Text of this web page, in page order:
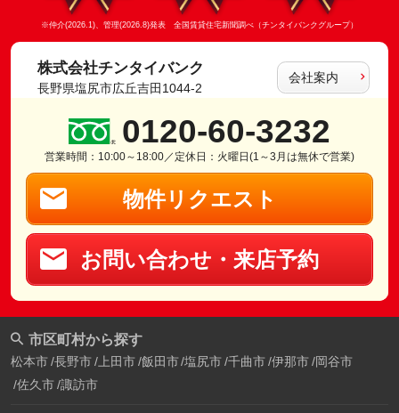
※仲介(2026.1)、管理(2026.8)発表 全国賃貸住宅新聞調べ（チンタイバンクグループ）
株式会社チンタイバンク
長野県塩尻市広丘吉田1044-2
会社案内
0120-60-3232
営業時間：10:00～18:00／定休日：火曜日(1～3月は無休で営業)
物件リクエスト
お問い合わせ・来店予約
市区町村から探す
松本市 長野市 上田市 飯田市 塩尻市 千曲市 伊那市 岡谷市
佐久市 諏訪市